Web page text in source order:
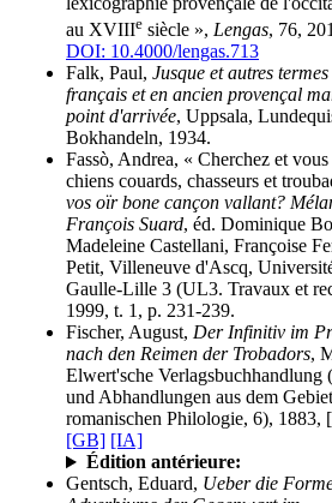
au XVIIIe siècle », Lengas, 76,
DOI: 10.4000/lengas.713
Falk, Paul, Jusque et autres
français et en ancien provençal
point d'arrivée, Uppsala,
Bokhandeln, 1934.
Fassò, Andrea, « Cherchez et
chiens couards, chasseurs et
vos oïr bone cançon vallant?
François Suard, éd. Dominique
Madeleine Castellani, Françoise
Petit, Villeneuve d'Ascq,
Gaulle-Lille 3 (UL3. Travaux et
1999, t. 1, p. 231-239.
Fischer, August, Der Infinitiv im
nach den Reimen der Trobadors,
Elwert'sche Verlagsbuchhandlung
und Abhandlungen aus dem
romanischen Philologie, 6), 1883,
[GB] [IA]
Édition antérieure:
Gentsch, Eduard, Ueber die